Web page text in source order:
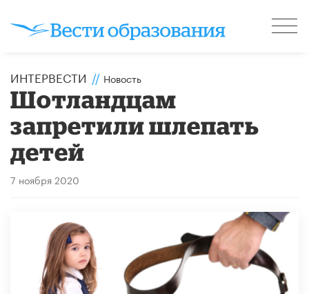
ИНТЕРВЕСТИ // Новость
Шотландцам
запретили шлепать
детей
7 ноября 2020